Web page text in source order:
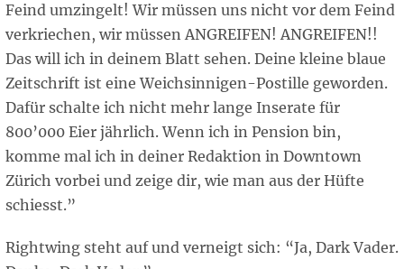
Feind umzingelt! Wir müssen uns nicht vor dem Feind
verkriechen, wir müssen ANGREIFEN! ANGREIFEN!!
Das will ich in deinem Blatt sehen. Deine kleine blaue
Zeitschrift ist eine Weichsinnigen-Postille geworden.
Dafür schalte ich nicht mehr lange Inserate für
800’000 Eier jährlich. Wenn ich in Pension bin,
komme mal ich in deiner Redaktion in Downtown
Zürich vorbei und zeige dir, wie man aus der Hüfte
schiesst.”
Rightwing steht auf und verneigt sich: “Ja, Dark Vader.